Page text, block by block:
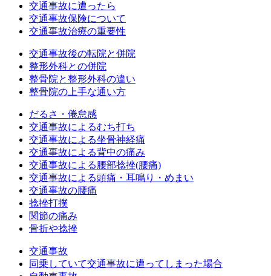
交通事故に遭ったら
交通事故保険について
交通事故治療の重要性
交通事故後の転院と併院
整形外科との併院
整骨院と整形外科の違い
整骨院の上手な通い方
だるさ・倦怠感
交通事故によるむち打ち
交通事故による坐骨神経痛
交通事故による背中の痛み
交通事故による腰部捻挫(腰痛)
交通事故による頭痛・耳鳴り・めまい
交通事故の腰痛
捻挫打撲
関節の痛み
骨折や捻挫
交通事故
同乗していて交通事故に遭ってしまった場合